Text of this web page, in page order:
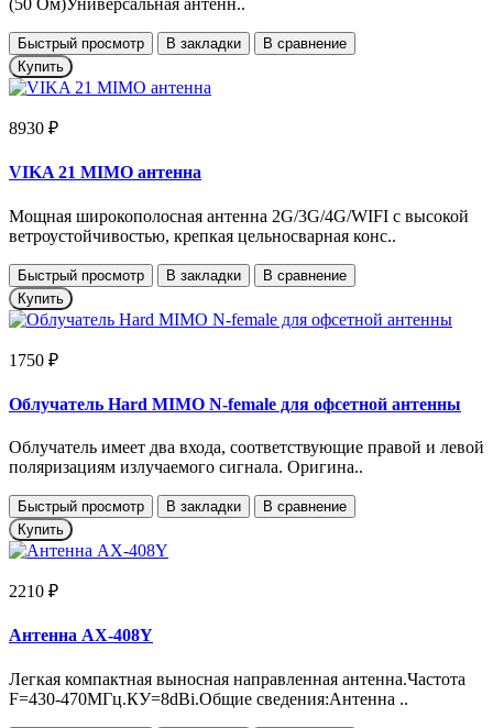
(50 Ом)Универсальная антенн..
Быстрый просмотр В закладки
В сравнение
Купить
8930 ₽
VIKA 21 MIMO антенна
Мощная широкополосная антенна 2G/3G/4G/WIFI с высокой
ветроустойчивостью, крепкая цельносварная конс..
Быстрый просмотр В закладки
В сравнение
Купить
1750 ₽
Облучатель Hard MIMO N-female для офсетной антенны
Облучатель имеет два входа, соответствующие правой и левой
поляризациям излучаемого сигнала. Оригина..
Быстрый просмотр В закладки
В сравнение
Купить
2210 ₽
Антенна AX-408Y
Легкая компактная выносная направленная антенна.Частота
F=430-470МГц.КУ=8dBi.Общие сведения:Антенна ..